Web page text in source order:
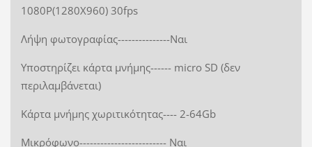
1080P(1280X960) 30fps
Λήψη φωτογραφίας---------------Ναι
Υποστηρίζει κάρτα μνήμης------ micro SD (δεν
περιλαμβάνεται)
Κάρτα μνήμης χωριτικότητας---- 2-64Gb
Μικρόφωνο------------------------- Ναι